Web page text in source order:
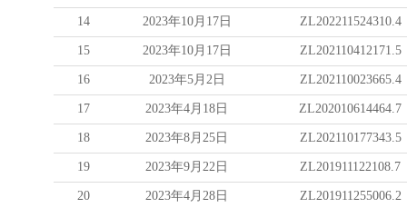
14 2023年10月17日 ZL202211524310.4
15 2023年10月17日 ZL202110412171.5
16 2023年5月2日 ZL202110023665.4
17 2023年4月18日 ZL202010614464.7
18 2023年8月25日 ZL202110177343.5
19 2023年9月22日 ZL201911122108.7
20 2023年4月28日 ZL201911255006.2